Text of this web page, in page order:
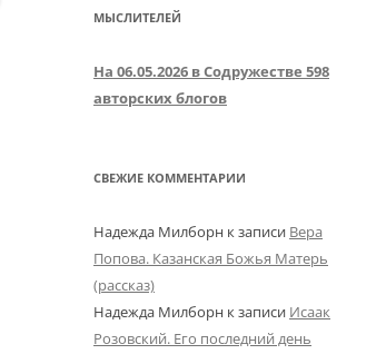
МЫСЛИТЕЛЕЙ
На 06.05.2026 в Содружестве 598
авторских блогов
СВЕЖИЕ КОММЕНТАРИИ
Надежда Милборн к записи Вера
Попова. Казанская Божья Матерь
(рассказ)
Надежда Милборн к записи Исаак
Розовский. Его последний день